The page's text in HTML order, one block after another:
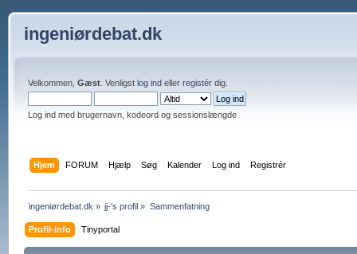
ingeniørdebat.dk
Velkommen, Gæst. Venligst log indeller registérdig.
Log ind med brugernavn, kodeord og sessionslængde
Hjem FORUM Hjælp Søg Kalender Log ind Registrér
ingeniørdebat.dk » jj-'s profil » Sammenfatning
Profil-info Tinyportal